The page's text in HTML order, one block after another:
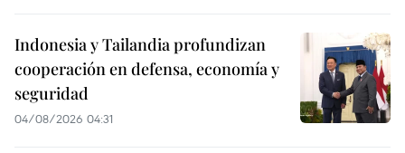
Indonesia y Tailandia profundizan
cooperación en defensa, economía y
seguridad
04/08/2026 04:31